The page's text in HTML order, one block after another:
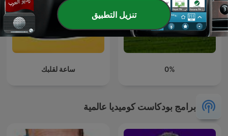
0% ساعة لقلبك
برامج بودكاست كوميديا عالمية
تنزيل التطبيق